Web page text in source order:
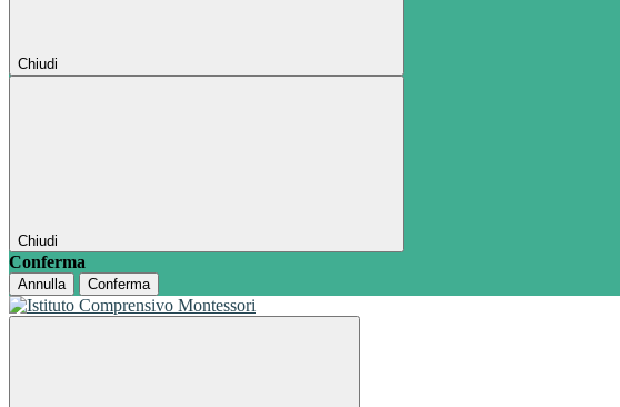
Chiudi
Chiudi
Conferma
Annulla Conferma